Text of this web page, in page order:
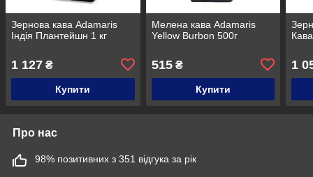
Зернова кава Adamaris
Індія Плантейшн 1 кг
1 127 ₴
Купити
Мелена кава Adamaris
Yellow Burbon 500г
515₴
Купити
1
Про нас
98% позитивних з 351 відгука за рік